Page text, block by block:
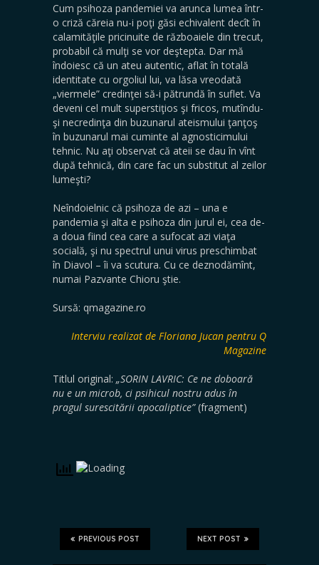
Cum psihoza pandemiei va arunca lumea într-
o criză căreia nu-i poţi găsi echivalent decît în
calamităţile pricinuite de războaiele din trecut,
probabil că mulţi se vor deştepta. Dar mă
îndoiesc că un ateu autentic, aflat în totală
identitate cu orgoliul lui, va lăsa vreodată
„viermele” credinţei să-i pătrundă în suflet. Va
deveni cel mult superstiţios şi fricos, mutîndu-
şi necredinţa din buzunarul ateismului ţanţoş
în buzunarul mai cuminte al agnosticimului
tehnic. Nu aţi observat că ateii se dau în vînt
după tehnică, din care fac un substitut al zeilor
lumeşti?
Neîndoielnic că psihoza de azi – una e
pandemia şi alta e psihoza din jurul ei, cea de-
a doua fiind cea care a sufocat azi viaţa
socială, şi nu spectrul unui virus preschimbat
în Diavol – îi va scutura. Cu ce deznodămînt,
numai Pazvante Chioru ştie.
Sursă: qmagazine.ro
Interviu realizat de Floriana Jucan pentru Q
Magazine
Titlul original: „SORIN LAVRIC: Ce ne doboară
nu e un microb, ci psihicul nostru adus în
pragul surescitării apocaliptice”(fragment)
NEXT POST
PREVIOUS POST